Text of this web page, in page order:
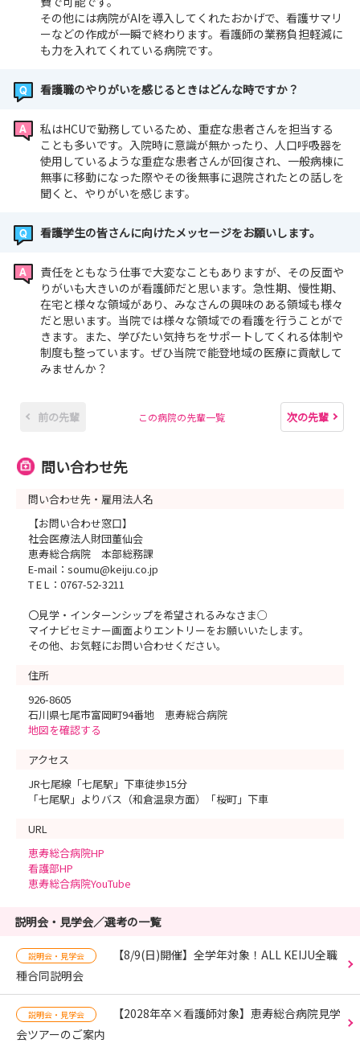
その他には病院がAIを導入してくれたおかげで、看護サマリ
ーなどの作成が一瞬で終わります。看護師の業務負担軽減に
も力を入れてくれている病院です。
看護職のやりがいを感じるときはどんな時ですか？
私はHCUで勤務しているため、重症な患者さんを担当する
ことも多いです。入院時に意識が無かったり、人口呼吸器を
使用しているような重症な患者さんが回復され、一般病棟に
無事に移動になった際やその後無事に退院されたとの話しを
聞くと、やりがいを感じます。
看護学生の皆さんに向けたメッセージをお願いします。
責任をともなう仕事で大変なこともありますが、その反面や
りがいも大きいのが看護師だと思います。急性期、慢性期、
在宅と様々な領域があり、みなさんの興味のある領域も様々
だと思います。当院では様々な領域での看護を行うことがで
きます。また、学びたい気持ちをサポートしてくれる体制や
制度も整っています。ぜひ当院で能登地域の医療に貢献して
みませんか？
前の先輩 この病院の先輩一覧 次の先輩
問い合わせ先
問い合わせ先・雇用法人名
【お問い合わせ窓口】
社会医療法人財団董仙会
恵寿総合病院 本部総務課
E-mail：soumu@keiju.co.jp
T E L：0767-52-3211
〇見学・インターンシップを希望されるみなさま○
マイナビセミナー画面よりエントリーをお願いいたします。
その他、お気軽にお問い合わせください。
住所
926-8605
石川県七尾市富岡町94番地 恵寿総合病院
地図を確認する
アクセス
JR七尾線「七尾駅」下車徒歩15分
「七尾駅」よりバス（和倉温泉方面）「桜町」下車
URL
恵寿総合病院HP
看護部HP
恵寿総合病院YouTube
説明会・見学会／選考の一覧
説明会・見学会
【8/9(日)開催】全学年対象！ALL KEIJU全職
種合同説明会
説明会・見学会
【2028年卒×看護師対象】恵寿総合病院見学
会ツアーのご案内